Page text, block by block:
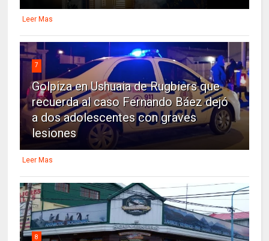
Leer Mas
7
Golpiza en Ushuaia de Rugbiers que
recuerda al caso Fernando Báez dejó
a dos adolescentes con graves
lesiones
Leer Mas
8